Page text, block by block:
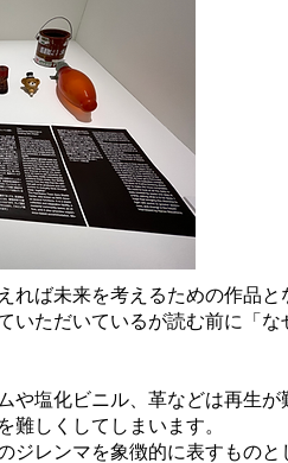
れば未来を考えるための作品と
ただいているが読む前に「な
塩化ビニル、革などは再生
難しくしてしまいます。
ジレンマを象徴的に表すもの